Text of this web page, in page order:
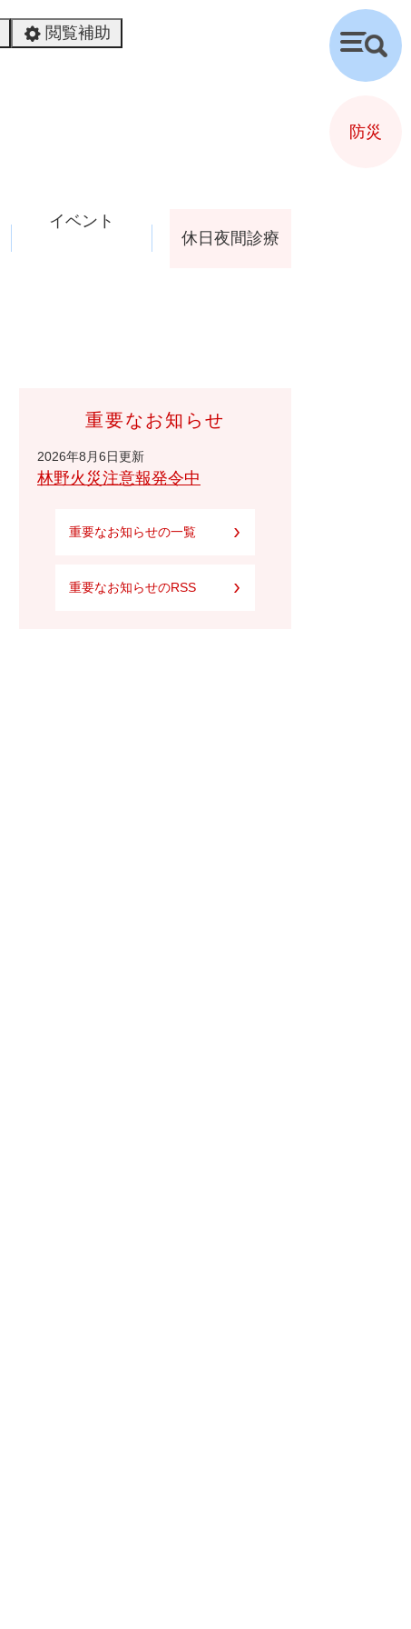
閲覧補助
イベント
休日夜間診療
重要なお知らせ
2026年8月6日更新
林野火災注意報発令中
重要なお知らせの一覧
重要なお知らせのRSS
検
索
防災